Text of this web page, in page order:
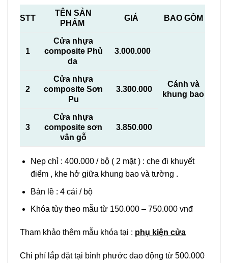
STT
TÊN SẢN
PHẨM
GIÁ BAO GỒM
1
Cửa nhựa
composite Phủ
da
3.000.000
Cánh và
khung bao
2
Cửa nhựa
composite Sơn
Pu
3.300.000
3
Cửa nhựa
composite sơn
vân gỗ
3.850.000
Nẹp chỉ : 400.000 / bộ ( 2 mặt ) : che đi khuyết
điểm , khe hở giữa khung bao và tường .
Bản lề : 4 cái / bộ
Khóa tùy theo mẫu từ 150.000 – 750.000 vnđ
Tham khảo thêm mẫu khóa tại : phụ kiện cửa
Chi phí lắp đặt tại bình phước dao động từ 500.000